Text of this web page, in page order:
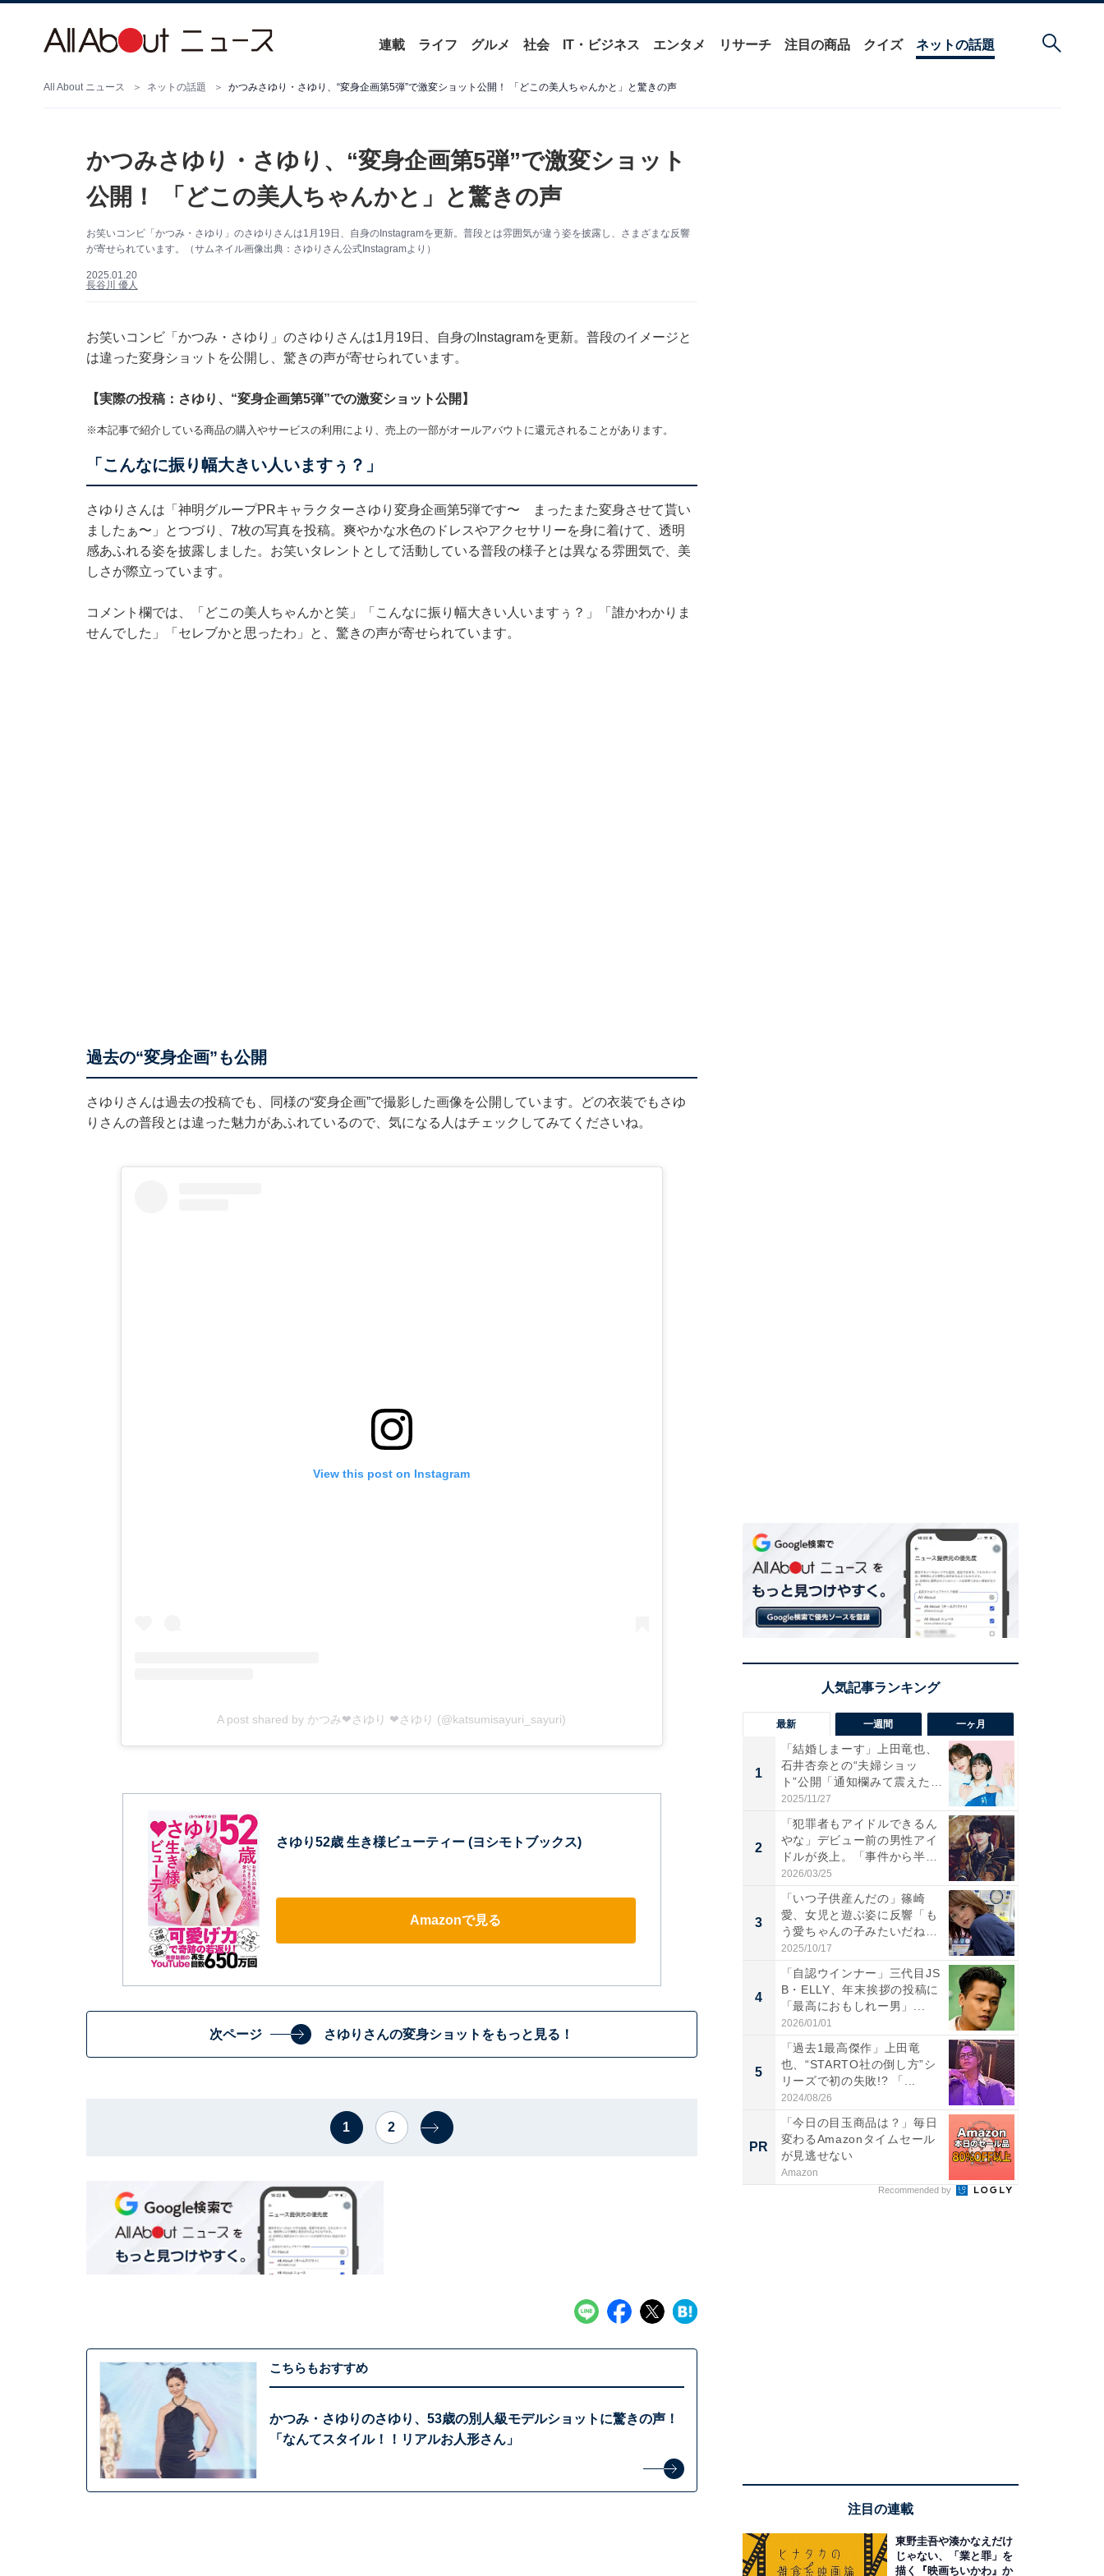
連載 ライフ グルメ 社会 IT・ビジネス エンタメ リサーチ 注目の商品 クイズ ネットの話題
All About ニュース ネットの話題 かつみさゆり・さゆり、“変身企画第5弾”で激変ショット公開！ 「どこの美人ちゃんかと」と驚きの声
かつみさゆり・さゆり、“変身企画第5弾”で激変ショット
公開！ 「どこの美人ちゃんかと」と驚きの声
お笑いコンビ「かつみ・さゆり」のさゆりさんは1月19日、自身のInstagramを更新。普段とは雰囲気が違う姿を披露し、さまざまな反響
が寄せられています。（サムネイル画像出典：さゆりさん公式Instagramより）
2025.01.20
長谷川 優人
お笑いコンビ「かつみ・さゆり」のさゆりさんは1月19日、自身のInstagramを更新。普段のイメージと
は違った変身ショットを公開し、驚きの声が寄せられています。
【実際の投稿：さゆり、“変身企画第5弾”での激変ショット公開】
※本記事で紹介している商品の購入やサービスの利用により、売上の一部がオールアバウトに還元されることがあります。
「こんなに振り幅大きい人いますぅ？」
さゆりさんは「神明グループPRキャラクターさゆり変身企画第5弾です〜 まったまた変身させて貰い
ましたぁ〜」とつづり、7枚の写真を投稿。爽やかな水色のドレスやアクセサリーを身に着けて、透明
感あふれる姿を披露しました。お笑いタレントとして活動している普段の様子とは異なる雰囲気で、美
しさが際立っています。
コメント欄では、「どこの美人ちゃんかと笑」「こんなに振り幅大きい人いますぅ？」「誰かわかりま
せんでした」「セレブかと思ったわ」と、驚きの声が寄せられています。
過去の“変身企画”も公開
さゆりさんは過去の投稿でも、同様の“変身企画”で撮影した画像を公開しています。どの衣装でもさゆ
りさんの普段とは違った魅力があふれているので、気になる人はチェックしてみてくださいね。
View this post on Instagram
A post shared by かつみ❤さゆり ❤さゆり (@katsumisayuri_sayuri)
さゆり52歳 生き様ビューティー (ヨシモトブックス)
Amazonで見る
次ページ さゆりさんの変身ショットをもっと見る！
1 2
こちらもおすすめ
かつみ・さゆりのさゆり、53歳の別人級モデルショットに驚きの声！
「なんてスタイル！！リアルお人形さん」
最新 一週間 一ヶ月
1
「結婚しまーす」上田竜也、
石井杏奈との“夫婦ショッ
ト”公開「通知欄みて震えた」
「...
2025/11/27
2
「犯罪者もアイドルできるん
やな」デビュー前の男性アイ
ドルが炎上。「事件から半年
も...
2026/03/25
3
「いつ子供産んだの」篠崎
愛、女児と遊ぶ姿に反響「も
う愛ちゃんの子みたいだね」
「完...
2025/10/17
4
「自認ウインナー」三代目JS
B・ELLY、年末挨拶の投稿に
「最高におもしれー男」...
2026/01/01
5
「過去1最高傑作」上田竜
也、“STARTO社の倒し方”シ
リーズで初の失敗!? 「...
2024/08/26
PR
「今日の目玉商品は？」毎日
変わるAmazonタイムセール
が見逃せない
Amazon
Recommended by
注目の連載
東野圭吾や湊かなえだけ
じゃない、「業と罪」を
描く『映画ちいかわ』か